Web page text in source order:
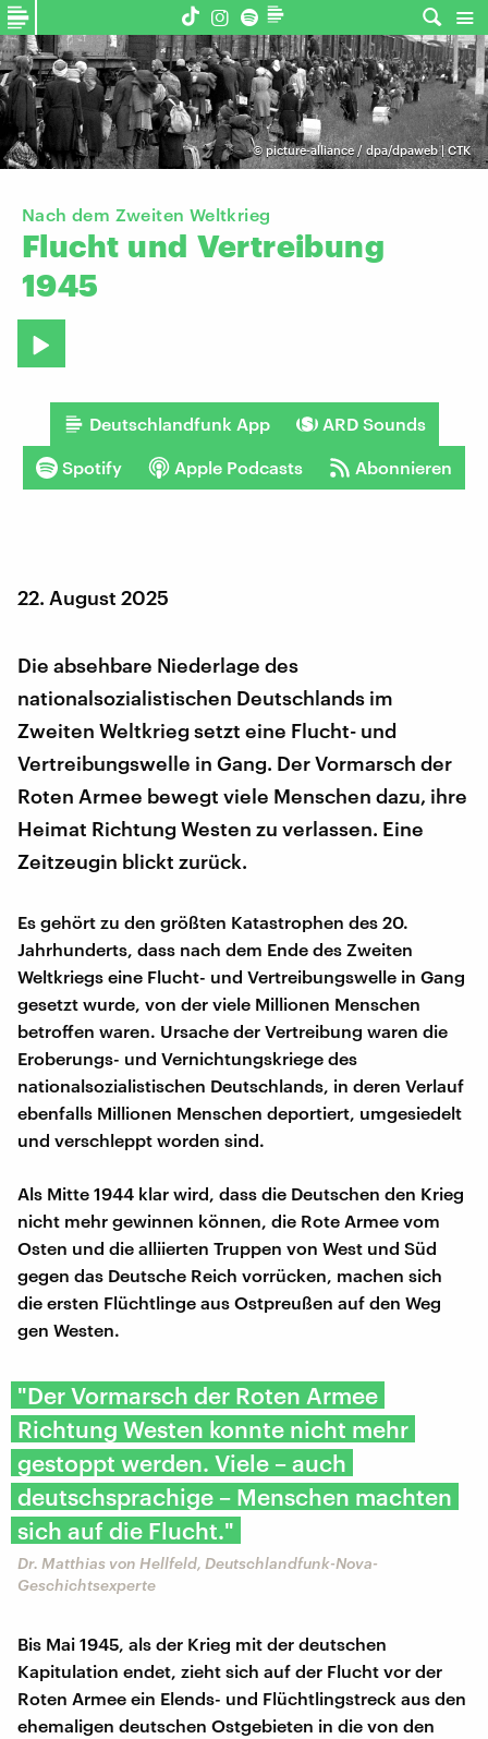
©picture-alliance / dpa/dpaweb | CTK
Nach dem Zweiten Weltkrieg
Flucht und Vertreibung
1945
Deutschlandfunk App ARD Sounds
Spotify Apple Podcasts Abonnieren
22. August 2025
Die absehbare Niederlage des
nationalsozialistischen Deutschlands im
Zweiten Weltkrieg setzt eine Flucht- und
Vertreibungswelle in Gang. Der Vormarsch der
Roten Armee bewegt viele Menschen dazu, ihre
Heimat Richtung Westen zu verlassen. Eine
Zeitzeugin blickt zurück.
Es gehört zu den größten Katastrophen des 20.
Jahrhunderts, dass nach dem Ende des Zweiten
Weltkriegs eine Flucht- und Vertreibungswelle in Gang
gesetzt wurde, von der viele Millionen Menschen
betroffen waren. Ursache der Vertreibung waren die
Eroberungs- und Vernichtungskriege des
nationalsozialistischen Deutschlands, in deren Verlauf
ebenfalls Millionen Menschen deportiert, umgesiedelt
und verschleppt worden sind.
Als Mitte 1944 klar wird, dass die Deutschen den Krieg
nicht mehr gewinnen können, die Rote Armee vom
Osten und die alliierten Truppen von West und Süd
gegen das Deutsche Reich vorrücken, machen sich
die ersten Flüchtlinge aus Ostpreußen auf den Weg
gen Westen.
"Der Vormarsch der Roten Armee
Richtung Westen konnte nicht mehr
gestoppt werden. Viele – auch
deutschsprachige – Menschen machten
sich auf die Flucht."
Dr. Matthias von Hellfeld, Deutschlandfunk-Nova-
Geschichtsexperte
Bis Mai 1945, als der Krieg mit der deutschen
Kapitulation endet, zieht sich auf der Flucht vor der
Roten Armee ein Elends- und Flüchtlingstreck aus den
ehemaligen deutschen Ostgebieten in die von den